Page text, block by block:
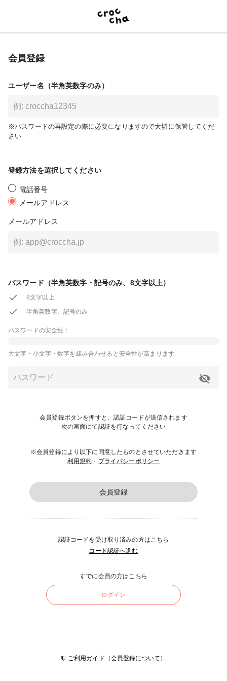
会員登録
ユーザー名（半角英数字のみ）
※パスワードの再設定の際に必要になりますので大切に保管してくだ
さい
登録方法を選択してください
電話番号
メールアドレス
メールアドレス
パスワード（半角英数字・記号のみ、8文字以上）
8文字以上
半角英数字、記号のみ
パスワードの安全性：
大文字・小文字・数字を組み合わせると安全性が高まります
会員登録ボタンを押すと、認証コードが送信されます
次の画面にて認証を行なってください
※会員登録により以下に同意したものとさせていただきます
利用規約 ・ プライバシーポリシー
会員登録
認証コードを受け取り済みの方はこちら
コード認証へ進む
すでに会員の方はこちら
ログイン
ご利用ガイド（会員登録について）